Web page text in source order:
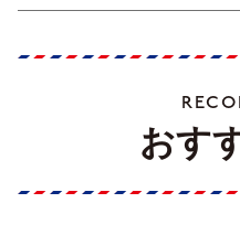
おす